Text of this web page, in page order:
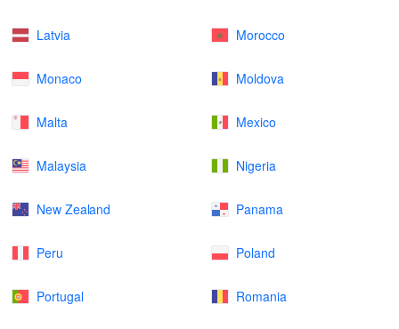
Latvia Morocco
Monaco Moldova
Malta Mexico
Malaysia Nigeria
New Zealand Panama
Peru Poland
Portugal Romania